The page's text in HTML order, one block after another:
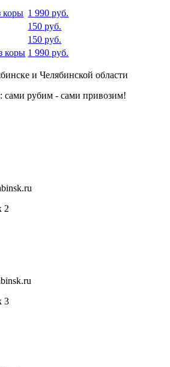
коры 1 990 руб.
150 руб.
150 руб.
коры 1 990 руб.
и Челябинской области
сами рубим - сами привозим!